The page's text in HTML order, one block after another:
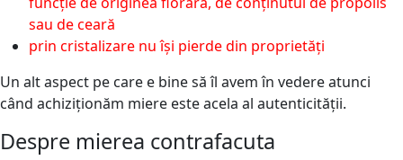
sau de ceară
prin cristalizare nu își pierde din proprietăți
Un alt aspect pe care e bine să îl avem în vedere atunci
când achiziționăm miere este acela al autenticității.
Despre mierea contrafacuta